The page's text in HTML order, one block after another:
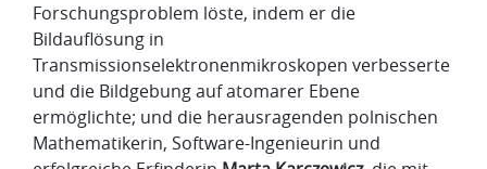
Forschungsproblem löste, indem er die
Bildauflösung in
Transmissionselektronenmikroskopen verbesserte
und die Bildgebung auf atomarer Ebene
ermöglichte; und die herausragenden polnischen
Mathematikerin, Software-Ingenieurin und